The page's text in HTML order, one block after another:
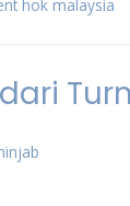
hok malaysia